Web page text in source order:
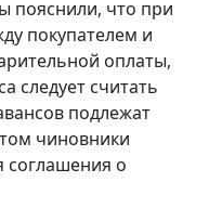
пояснили, что при
покупателем и
оплаты,
следует считать
подлежат
чиновники
соглашения о